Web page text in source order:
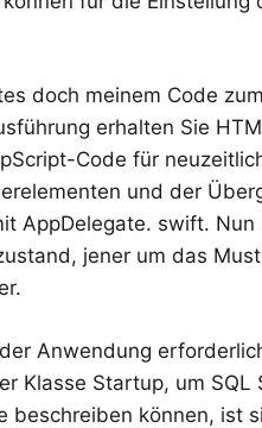
doch meinem Code
erhalten Sie
Code für
und der
AppDelegate. swift.
jener um das
Anwendung
Klasse Startup, um
beschreiben können, ist